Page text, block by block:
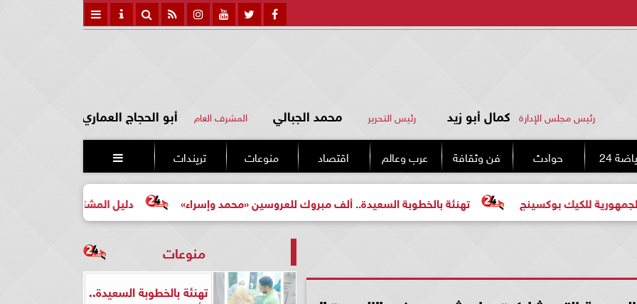
رئيس مجلس الإدارة كمال أبو زيد رئيس التحرير محمد الجبالي المشرف العام أبو الحجاج العماري
24 حوادث فن وثقافة عرب وعالم اقتصاد منوعات تريندات 
دليل المشتري لأول مرة لاختيار تهنئة بالخطوبة السعيدة.. ألف مبروك للعروسين «محمد وإسراء» للكيك بوكسينج
منوعات
تهنئة بالخطوبة السعيدة..